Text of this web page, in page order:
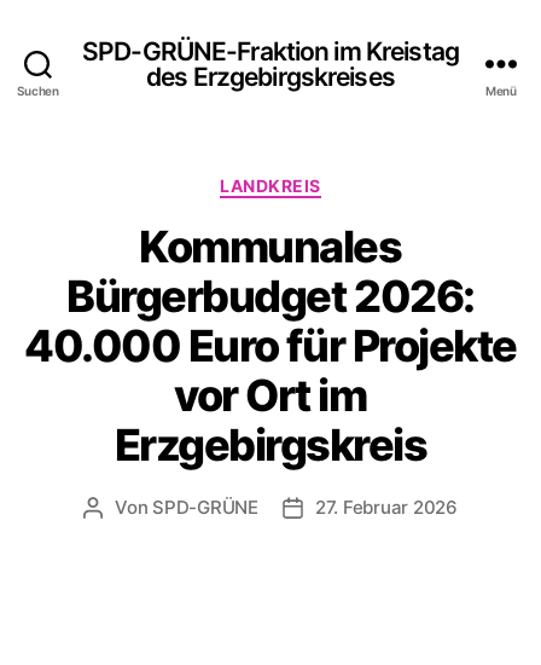
Suchen
SPD-GRÜNE-Fraktion im Kreistag
des Erzgebirgskreises
Menü
Kategorien
LANDKREIS
Kommunales
Bürgerbudget 2026:
40.000 Euro für Projekte
vor Ort im
Erzgebirgskreis
Beitragsautor
Von SPD-GRÜNE Veröffentlichungsdatum
27. Februar 2026